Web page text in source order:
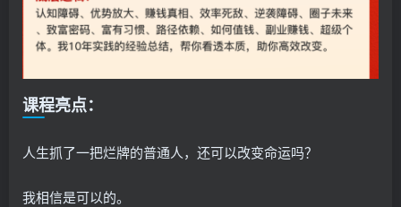
课程亮点：
人生抓了一把烂牌的普通人，还可以改变命运吗？
我相信是可以的。